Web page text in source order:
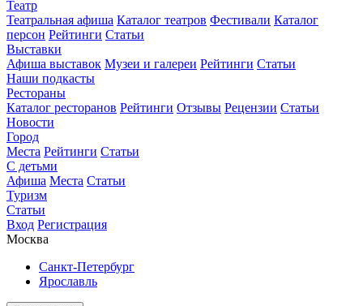
Театр
Театральная афиша Каталог театров Фестивали Каталог
персон Рейтинги Статьи
Выставки
Афиша выставок Музеи и галереи Рейтинги Статьи
Наши подкасты
Рестораны
Каталог ресторанов Рейтинги Отзывы Рецензии Статьи
Новости
Город
Места Рейтинги Статьи
С детьми
Афиша Места Статьи
Туризм
Статьи
Вход Регистрация
Москва
Санкт-Петербург
Ярославль